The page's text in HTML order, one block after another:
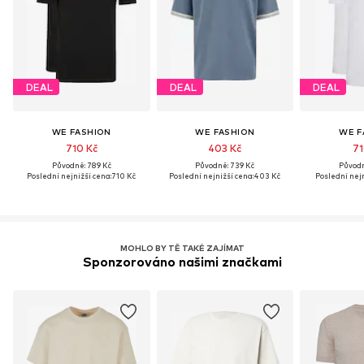
DEAL
WE FASHION
710 Kč
Původně: 789 Kč
Poslední nejnižší cena:710 Kč
DEAL
WE FASHION
403 Kč
Původně: 739 Kč
Poslední nejnižší cena:403 Kč
DEAL
WE
Poslední
MOHLO BY TĚ TAKÉ ZAJÍMAT
Sponzorováno našimi značkami